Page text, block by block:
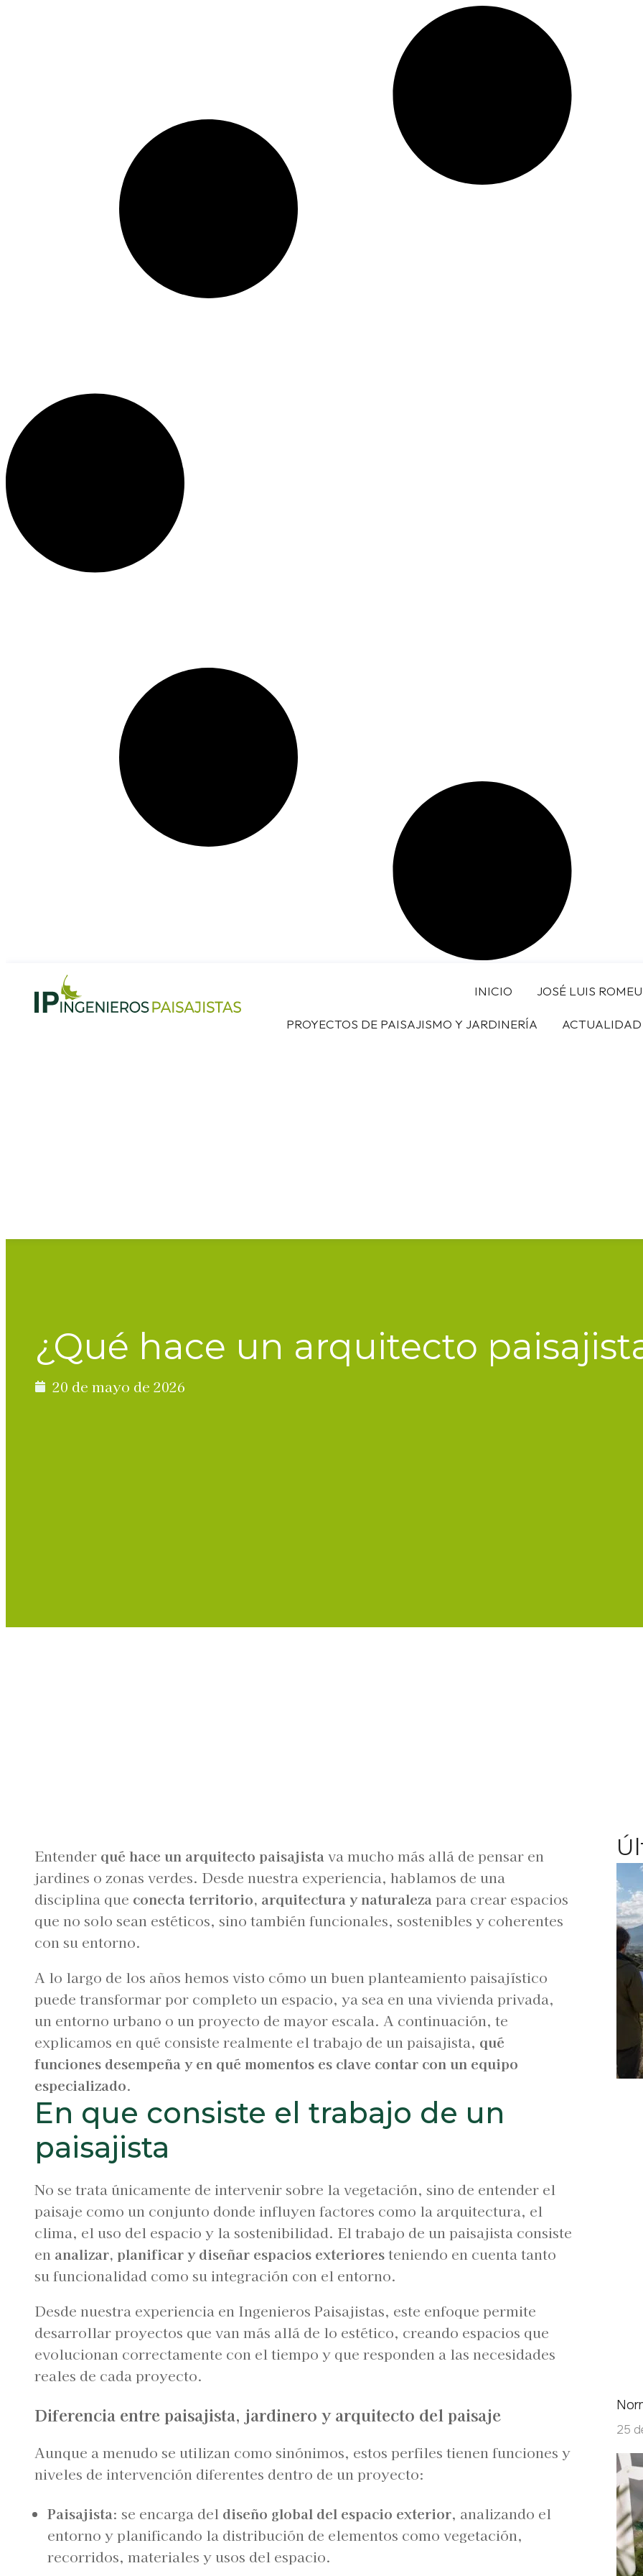
INICIO JOSÉ LUIS ROMEU
PROYECTOS DE PAISAJISMO Y JARDINERÍA ACTUALIDAD
¿Qué hace un arquitecto
20 de mayo de 2026
Entender qué hace un arquitecto paisajistava mucho más allá de pensar en
jardines o zonas verdes. Desde nuestra experiencia, hablamos de una
disciplina que conecta territorio, arquitectura y naturalezapara crear espacios
que no solo sean estéticos, sino también funcionales, sostenibles y coherentes
con su entorno.
A lo largo de los años hemos visto cómo un buen planteamiento paisajístico
puede transformar por completo un espacio, ya sea en una vivienda privada,
un entorno urbano o un proyecto de mayor escala. A continuación, te
explicamos en qué consiste realmente el trabajo de un paisajista, qué
funciones desempeña y en qué momentos es clave contar con un equipo
especializado.
En que consiste el trabajo de un
paisajista
No se trata únicamente de intervenir sobre la vegetación, sino de entender el
paisaje como un conjunto donde influyen factores como la arquitectura, el
clima, el uso del espacio y la sostenibilidad. El trabajo de un paisajista consiste
en analizar, planificar y diseñar espacios exterioresteniendo en cuenta tanto
su funcionalidad como su integración con el entorno.
Desde nuestra experiencia en Ingenieros Paisajistas, este enfoque permite
desarrollar proyectos que van más allá de lo estético, creando espacios que
evolucionan correctamente con el tiempo y que responden a las necesidades
reales de cada proyecto.
Diferencia entre paisajista, jardinero y arquitecto del paisaje
Aunque a menudo se utilizan como sinónimos, estos perfiles tienen funciones y
niveles de intervención diferentes dentro de un proyecto:
Paisajista: se encarga del diseño global del espacio exterior, analizando el
entorno y planificando la distribución de elementos como vegetación,
recorridos, materiales y usos del espacio.
25